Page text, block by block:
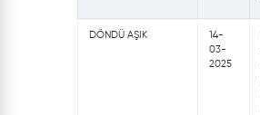
DÖNDÜ AŞIK
14-
03-
2025